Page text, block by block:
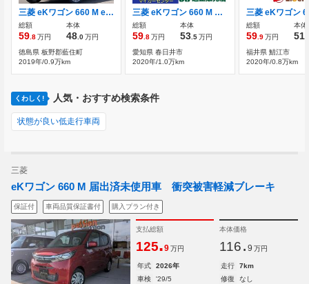
三菱 eKワゴン 660 M eアシスト プラス エディション 純正ナビ(TVFMAMBT) ステリモ ABS PW
総額
59.8万円
本体
48.0万円
徳島県 板野郡藍住町
2019年/0.9万km
三菱 eKワゴン 660 M 衝突軽減 ナビ TV Bカメラ ドラレコ
総額
59.8万円
本体
53.5万円
愛知県 春日井市
2020年/1.0万km
総額
59.9万円
本体
51
福井県 鯖江市
2020年/0.8万km
くわしく! 人気・おすすめ検索条件
状態が良い低走行車両
三菱
eKワゴン 660 M 届出済未使用車 衝突被害軽減ブレーキ
保証付 車両品質保証書付 購入プラン付き
支払総額
125.9 万円
本体価格
116. 9 万円
年式 2026年 走行
7km
車検
'29/5 修復
なし